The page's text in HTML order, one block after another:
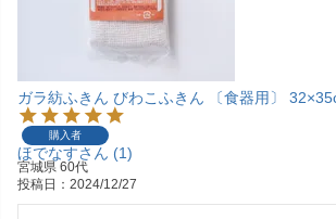
ガラ紡ふきん びわこふきん 〔食器用〕
購入者
ほでなす 1
宮城県 60代
投稿日
2024/12/27